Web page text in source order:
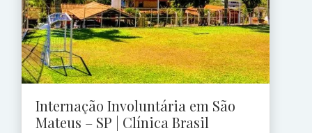
Internação Involuntária em São
Mateus – SP | Clínica Brasil